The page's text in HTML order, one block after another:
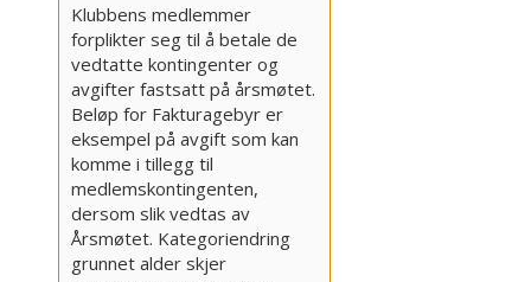
Klubbens medlemmer
forplikter seg til å betale de
vedtatte kontingenter og
avgifter fastsatt på årsmøtet.
Beløp for Fakturagebyr er
eksempel på avgift som kan
komme i tillegg til
medlemskontingenten,
dersom slik vedtas av
Årsmøtet. Kategoriendring
grunnet alder skjer